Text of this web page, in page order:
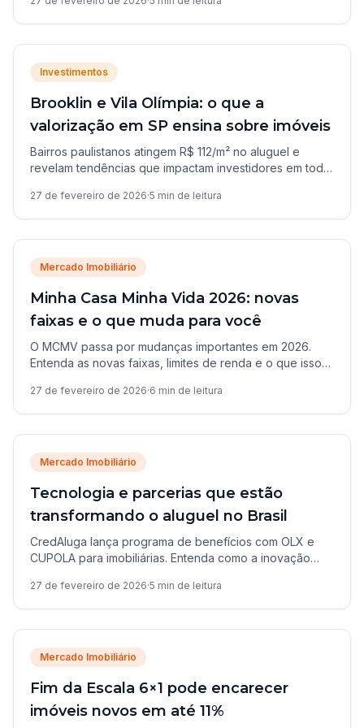
Investimentos
Brooklin e Vila Olímpia: o que a
valorização em SP ensina sobre imóveis
Bairros paulistanos atingem R$ 112/m² no aluguel e
revelam tendências que impactam investidores em todo
27 de fevereiro de 2026·5 min de leitura
Mercado Imobiliário
Minha Casa Minha Vida 2026: novas
faixas e o que muda para você
O MCMV passa por mudanças importantes em 2026.
Entenda as novas faixas, limites de renda e o que isso
27 de fevereiro de 2026·6 min de leitura
Mercado Imobiliário
Tecnologia e parcerias que estão
transformando o aluguel no Brasil
CredAluga lança programa de benefícios com OLX e
CUPOLA para imobiliárias. Entenda como a inovação
27 de fevereiro de 2026·5 min de leitura
Mercado Imobiliário
Fim da Escala 6×1 pode encarecer
imóveis novos em até 11%